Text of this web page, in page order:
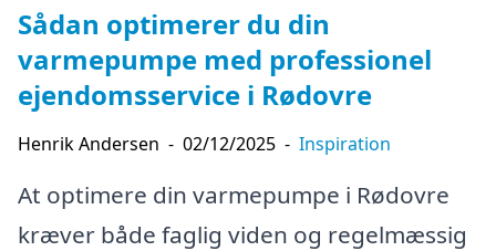
Sådan optimerer du din
varmepumpe med professionel
ejendomsservice i Rødovre
Henrik Andersen - 02/12/2025 - Inspiration
At optimere din varmepumpe i Rødovre
kræver både faglig viden og regelmæssig